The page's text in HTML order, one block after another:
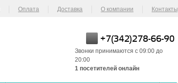
Оплата Доставка О компании Контакты
+7(342)278-66-90
Звонки принимаются с 09:00 до
20:00
1 посетителей онлайн